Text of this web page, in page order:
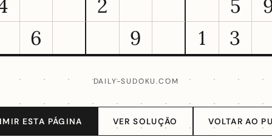
2 5
6
9 1 3
DAILY-SUDOKU.COM
ESTA PÁGINA VER SOLUÇÃO VOLTAR AO